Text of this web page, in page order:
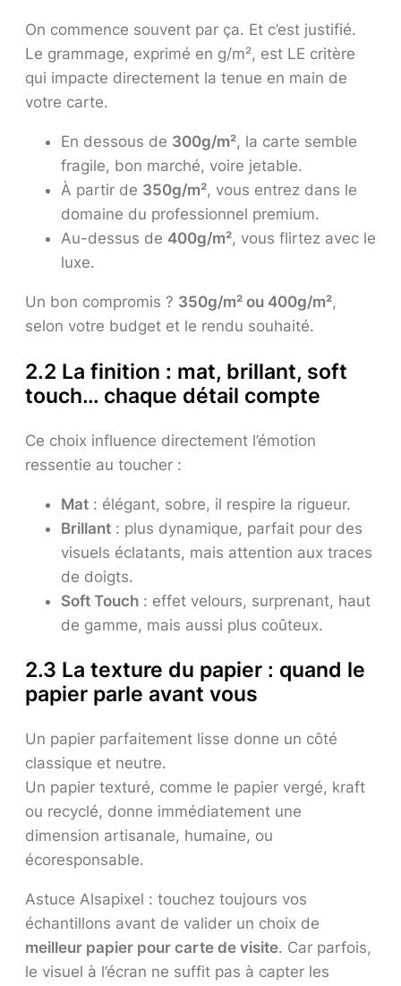
On commence souvent par ça. Et c’est justifié.
Le grammage, exprimé en g/m², est LE critère
qui impacte directement la tenue en main de
votre carte.
En dessous de 300g/m², la carte semble
fragile, bon marché, voire jetable.
À partir de 350g/m², vous entrez dans le
domaine du professionnel premium.
Au-dessus de 400g/m², vous flirtez avec le
luxe.
Un bon compromis ? 350g/m² ou 400g/m²,
selon votre budget et le rendu souhaité.
2.2 La finition : mat, brillant, soft
touch… chaque détail compte
Ce choix influence directement l’émotion
ressentie au toucher :
Mat : élégant, sobre, il respire la rigueur.
Brillant : plus dynamique, parfait pour des
visuels éclatants, mais attention aux traces
de doigts.
Soft Touch : effet velours, surprenant, haut
de gamme, mais aussi plus coûteux.
2.3 La texture du papier : quand le
papier parle avant vous
Un papier parfaitement lisse donne un côté
classique et neutre.
Un papier texturé, comme le papier vergé, kraft
ou recyclé, donne immédiatement une
dimension artisanale, humaine, ou
écoresponsable.
Astuce Alsapixel : touchez toujours vos
échantillons avant de valider un choix de
meilleur papier pour carte de visite. Car parfois,
le visuel à l’écran ne suffit pas à capter les